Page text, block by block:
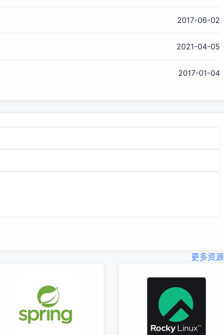
影响数千万台Linux PC、服务器，以及66%的Android设备
利用该缺陷的攻击活动，建议相关厂商尽快 为不安全设备发布
2017-06-02
2021-04-05
2017-01-04
更多资源